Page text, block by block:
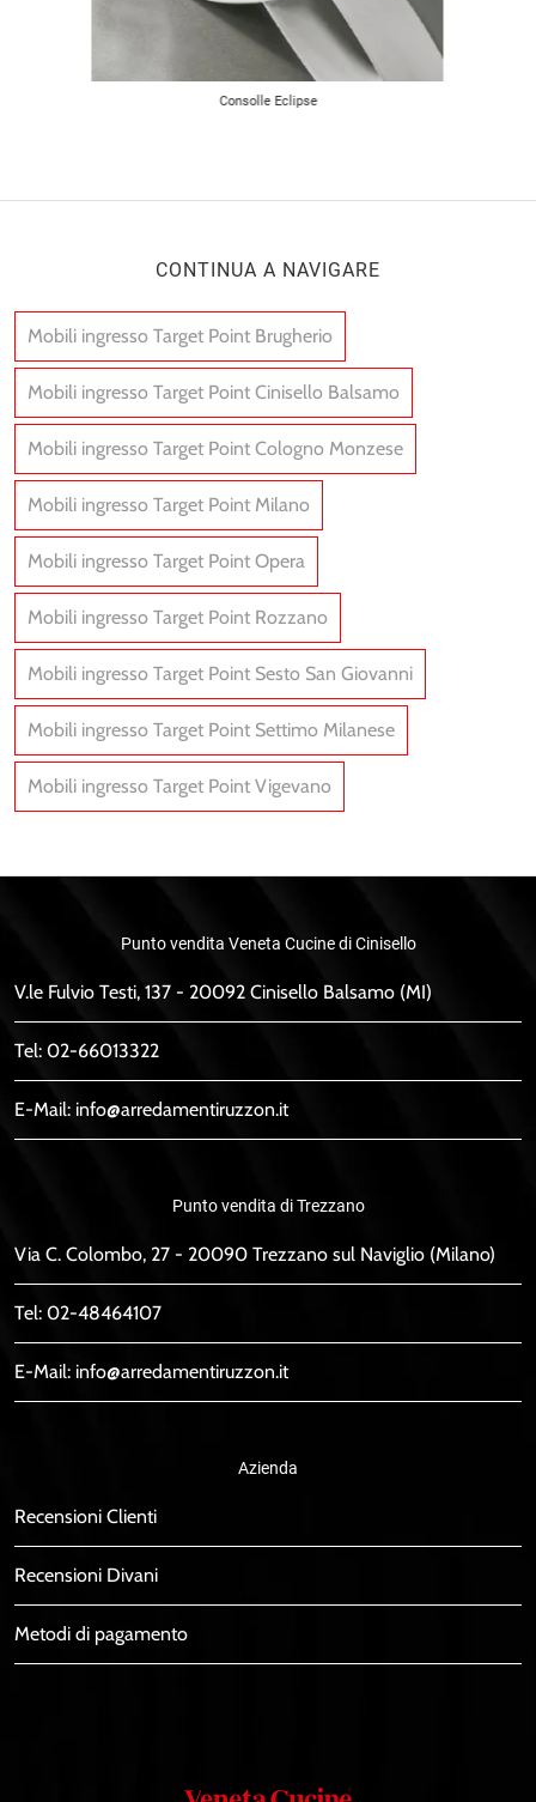
Consolle Eclipse
CONTINUA A NAVIGARE
Mobili ingresso Target Point Brugherio
Mobili ingresso Target Point Cinisello Balsamo
Mobili ingresso Target Point Cologno Monzese
Mobili ingresso Target Point Milano
Mobili ingresso Target Point Opera
Mobili ingresso Target Point Rozzano
Mobili ingresso Target Point Sesto San Giovanni
Mobili ingresso Target Point Settimo Milanese
Mobili ingresso Target Point Vigevano
Punto vendita Veneta Cucine di Cinisello
V.le Fulvio Testi, 137 - 20092 Cinisello Balsamo (MI)
Tel: 02-66013322
E-Mail: info@arredamentiruzzon.it
Punto vendita di Trezzano
Via C. Colombo, 27 - 20090 Trezzano sul Naviglio (Milano)
Tel: 02-48464107
E-Mail: info@arredamentiruzzon.it
Azienda
Recensioni Clienti
Recensioni Divani
Metodi di pagamento
Veneta